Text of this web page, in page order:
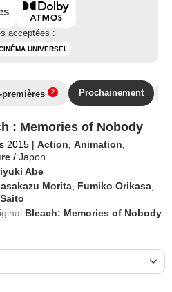
acceptées :
UNIVERSEL
premières 2 Prochainement
: Memories of Nobody
2015 | Action ,Animation
/ Japon
Abe
Morita Fumiko Orikasa
Bleach: Memories of Nobody